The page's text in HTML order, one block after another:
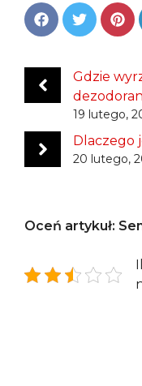
Share
on
Share
on
on
Gdzie
19 lutego,
Dlaczego
20 lutego,
Oceń artykuł: